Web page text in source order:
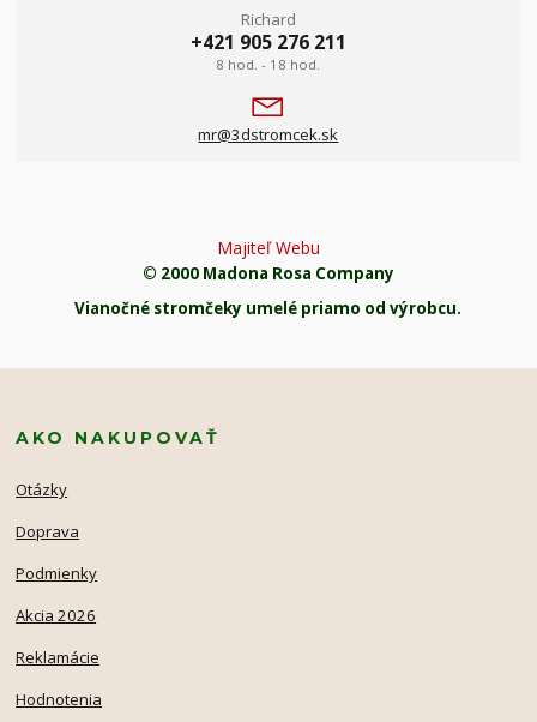
Richard
+421 905 276 211
8 hod. - 18 hod.
mr@3dstromcek.sk
Majiteľ Webu
© 2000 Madona Rosa Company
Vianočné stromčeky umelé priamo od výrobcu.
AKO NAKUPOVAŤ
Otázky
Doprava
Podmienky
Akcia 2026
Reklamácie
Hodnotenia